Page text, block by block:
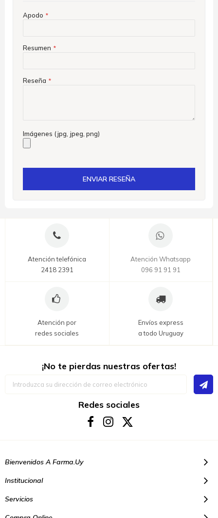
Apodo
Resumen
Reseña
Imágenes (jpg, jpeg, png)
ENVIAR RESEÑA
Atención telefónica
2418 2391
Atención Whatsapp
096 91 91 91
Atención por
redes sociales
Envíos express
a todo Uruguay
¡No te pierdas nuestras ofertas!
Redes sociales
Bienvenidos A Farma.uy
Institucional
Servicios